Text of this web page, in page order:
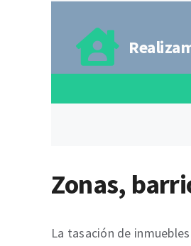
Zonas,
La tasación de